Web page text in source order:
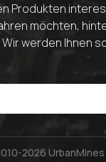
Produkten
möchten,
werden Ihnen
2026 UrbanMines